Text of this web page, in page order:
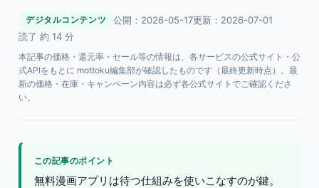
デジタルコンテンツ 公開：2026-05-17更新：2026-07-01
読了 約 14 分
本記事の価格・還元率・セール等の情報は、各サービスの公式サイト・公
式APIをもとに mottoku編集部が確認したものです（最終更新時点）。最
新の価格・在庫・キャンペーン内容は必ず各公式サイトでご確認くださ
い。
この記事のポイント
無料漫画アプリは待つ仕組みを使いこなすのが鍵。